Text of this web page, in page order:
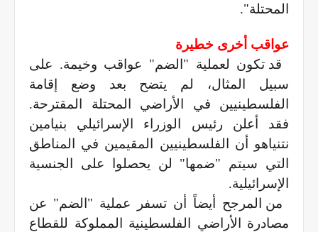
المحتلة".
عواقب أخرى خطيرة
قد تكون لعملية "الضم" عواقب وخيمة. على
سبيل المثال، لم يتضح بعد وضع إقامة
الفلسطينيين في الأراضي المحتلة المقترحة.
فقد أعلن رئيس الوزراء الإسرائيلي بنيامين
نتنياهو أن الفلسطينيين المقيمين في المناطق
التي سيتم "ضمها" لن يحصلوا على الجنسية
الإسرائيلية.
من المرجح أيضاً أن تسفر عملية "الضم" عن
مصادرة الأراضي الفلسطينية المملوكة للقطاع